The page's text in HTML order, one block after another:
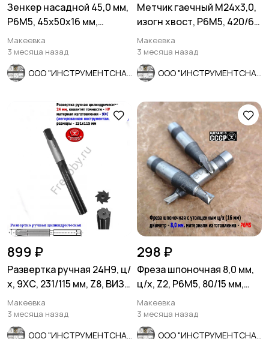
Зенкер насадной 45,0 мм,
Р6М5, 45х50х16 мм,
цельный.2320-2672, СССР
Макеевка
3 месяца назад
Метчик гаечный М24х3,0,
изогн хвост, Р6М5, 420/60
мм, осн шаг, СССР.
Макеевка
3 месяца назад
899 ₽
Развертка ручная 24Н9, ц/
х, 9ХС, 231/115 мм, Z8, ВИЗ,
СССР.
Макеевка
3 месяца назад
298 ₽
Фреза шпоночная 8,0 мм,
ц/х, Z2, Р6М5, 80/15 мм,
утолщ хв 16 мм, в/зав
Макеевка
3 месяца назад